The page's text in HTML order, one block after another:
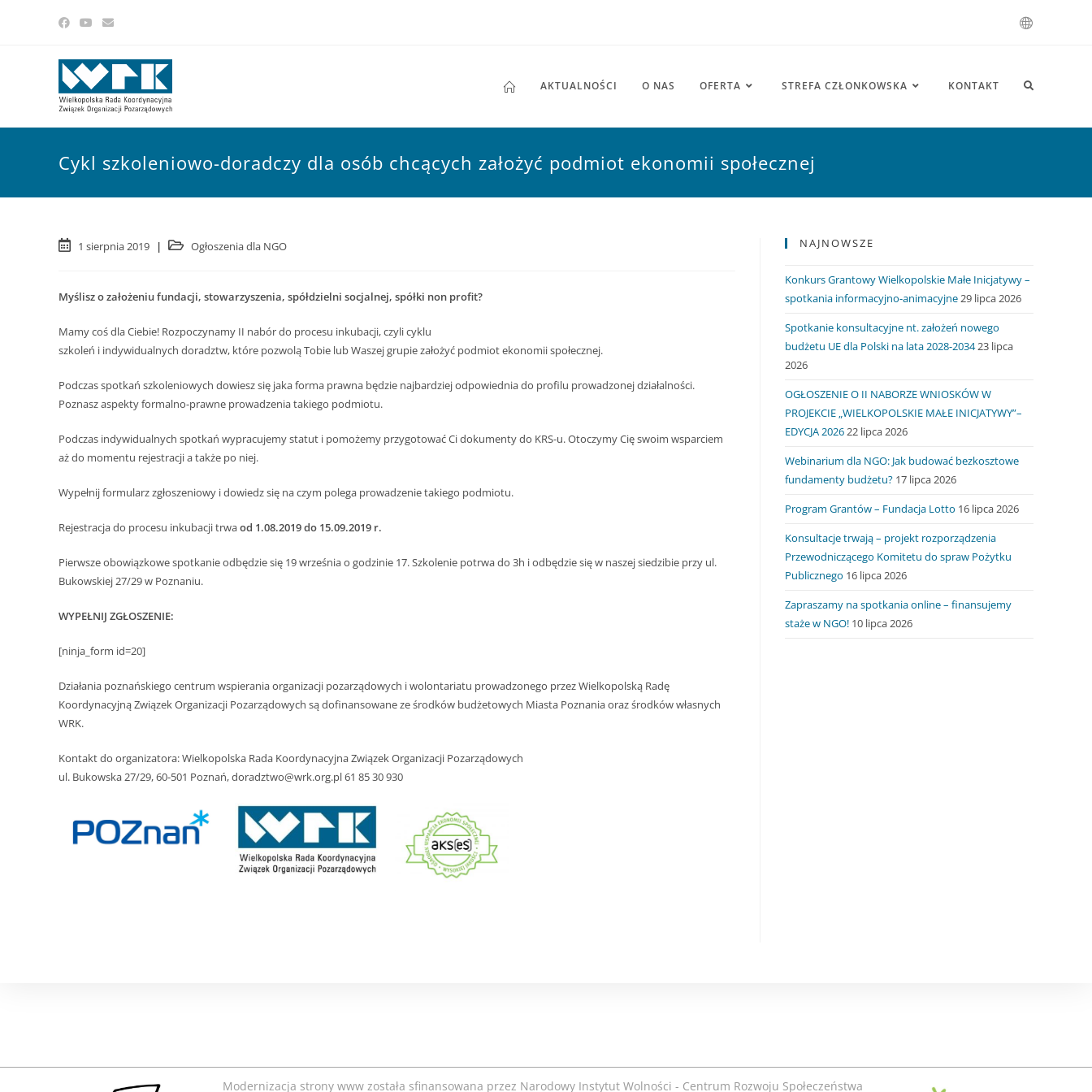
AKTUALNOŚCI O NAS OFERTA STREFA CZŁONKOWSKA KONTAKT
Cykl szkoleniowo-doradczy dla osób chcących założyć podmiot ekonomii społecznej
1 sierpnia 2019 Ogłoszenia dla NGO
Myślisz o założeniu fundacji, stowarzyszenia, spółdzielni socjalnej, spółki non profit?
Mamy coś dla Ciebie! Rozpoczynamy II nabór do procesu inkubacji, czyli cyklu
szkoleń i indywidualnych doradztw, które pozwolą Tobie lub Waszej grupie założyć podmiot ekonomii społecznej.
Podczas spotkań szkoleniowych dowiesz się jaka forma prawna będzie najbardziej odpowiednia do profilu prowadzonej działalności.
Poznasz aspekty formalno-prawne prowadzenia takiego podmiotu.
Podczas indywidualnych spotkań wypracujemy statut i pomożemy przygotować Ci dokumenty do KRS-u. Otoczymy Cię swoim wsparciem
aż do momentu rejestracji a także po niej.
Wypełnij formularz zgłoszeniowy i dowiedz się na czym polega prowadzenie takiego podmiotu.
Rejestracja do procesu inkubacji trwaod 1.08.2019 do 15.09.2019 r.
Pierwsze obowiązkowe spotkanie odbędzie się 19 września o godzinie 17. Szkolenie potrwa do 3h i odbędzie się w naszej siedzibie przy ul.
Bukowskiej 27/29 w Poznaniu.
WYPEŁNIJ ZGŁOSZENIE:
[ninja_form id=20]
Działania poznańskiego centrum wspierania organizacji pozarządowych i wolontariatu prowadzonego przez Wielkopolską Radę
Koordynacyjną Związek Organizacji Pozarządowych są dofinansowane ze środków budżetowych Miasta Poznania oraz środków własnych
WRK.
Kontakt do organizatora: Wielkopolska Rada Koordynacyjna Związek Organizacji Pozarządowych
ul. Bukowska 27/29, 60-501 Poznań, doradztwo@wrk.org.pl 61 85 30 930
NAJNOWSZE
Konkurs Grantowy Wielkopolskie Małe Inicjatywy –
spotkania informacyjno-animacyjne29 lipca 2026
Spotkanie konsultacyjne nt. założeń nowego
budżetu UE dla Polski na lata 2028-203423 lipca
2026
OGŁOSZENIE O II NABORZE WNIOSKÓW W
PROJEKCIE „WIELKOPOLSKIE MAŁE INICJATYWY”–
EDYCJA 202622 lipca 2026
Webinarium dla NGO: Jak budować bezkosztowe
fundamenty budżetu? 17 lipca 2026
Program Grantów – Fundacja Lotto 16 lipca 2026
Konsultacje trwają – projekt rozporządzenia
Przewodniczącego Komitetu do spraw Pożytku
Publicznego 16 lipca 2026
Zapraszamy na spotkania online – finansujemy
staże w NGO! 10 lipca 2026
Modernizacja strony www została sfinansowana przez Narodowy Instytut Wolności - Centrum Rozwoju Społeczeństwa